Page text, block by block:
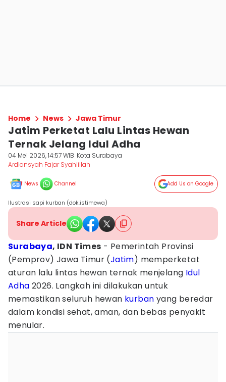
Home News Jawa Timur
Jatim Perketat Lalu Lintas Hewan
Ternak Jelang Idul Adha
04 Mei 2026, 14:57 WIB Kota Surabaya
Ardiansyah Fajar Syahlillah
News Channel Add Us on Google
Ilustrasi sapi kurban (dok.istimewa)
Share Article
Surabaya, IDN Times - Pemerintah Provinsi
(Pemprov) Jawa Timur (Jatim) memperketat
aturan lalu lintas hewan ternak menjelang Idul
Adha 2026. Langkah ini dilakukan untuk
memastikan seluruh hewan kurban yang beredar
dalam kondisi sehat, aman, dan bebas penyakit
menular.